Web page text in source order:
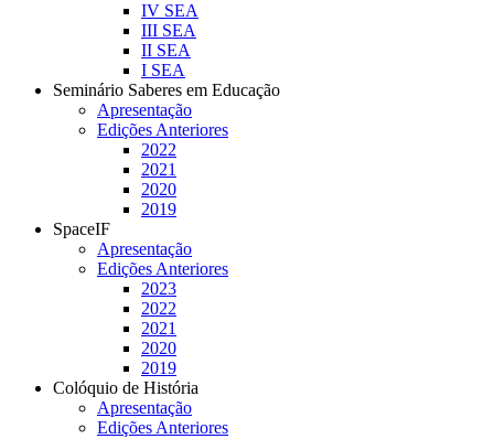
IV SEA
III SEA
II SEA
I SEA
Seminário Saberes em Educação
Apresentação
Edições Anteriores
2022
2021
2020
2019
SpaceIF
Apresentação
Edições Anteriores
2023
2022
2021
2020
2019
Colóquio de História
Apresentação
Edições Anteriores